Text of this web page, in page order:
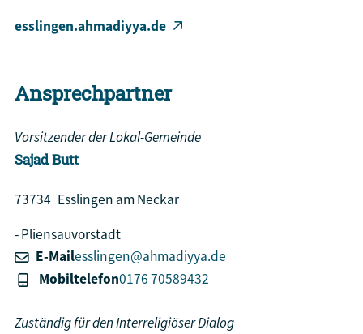
esslingen.ahmadiyya.de
Ansprechpartner
Vorsitzender der Lokal-Gemeinde
SajadButt
Pliensauvorstadt
73734 Esslingen am Neckar
E-Mailesslingen@ahmadiyya.de
Mobiltelefon0176 70589432
Zuständig für den Interreligiöser Dialog